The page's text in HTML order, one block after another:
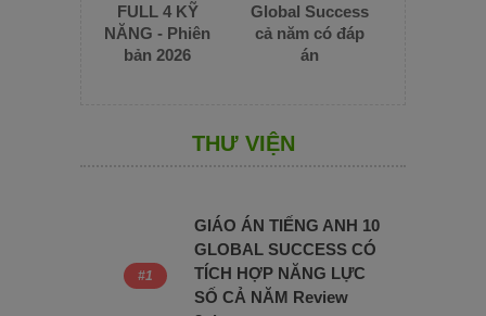
FULL 4 KỸ
NĂNG - Phiên
bản 2026
Global Success
cả năm có đáp
án
THƯ VIỆN
GIÁO ÁN TIẾNG ANH 10
GLOBAL SUCCESS CÓ
TÍCH HỢP NĂNG LỰC
SỐ CẢ NĂM Review